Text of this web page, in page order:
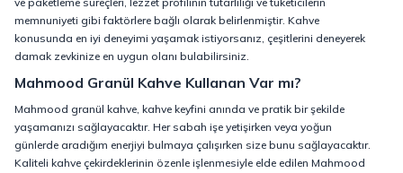
memnuniyeti gibi faktörlere bağlı olarak belirlenmiştir. Kahve
konusunda en iyi deneyimi yaşamak istiyorsanız, çeşitlerini deneyerek
damak zevkinize en uygun olanı bulabilirsiniz.
Mahmood Granül Kahve Kullanan Var mı?
Mahmood granül kahve, kahve keyfini anında ve pratik bir şekilde
yaşamanızı sağlayacaktır. Her sabah işe yetişirken veya yoğun
günlerde aradığım enerjiyi bulmaya çalışırken size bunu sağlayacaktır.
Kaliteli kahve çekirdeklerinin özenle işlenmesiyle elde edilen Mahmood